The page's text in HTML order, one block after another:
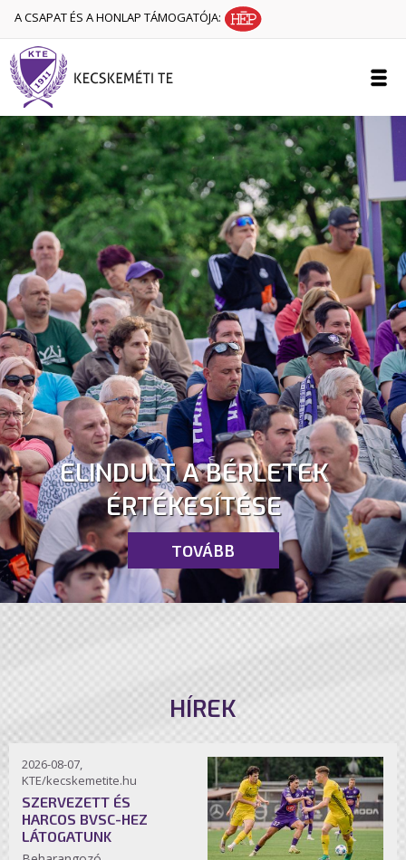
A CSAPAT ÉS A HONLAP TÁMOGATÓJA:
ELINDULT A BÉRLETEK
ÉRTÉKESÍTÉSE
TOVÁBB
HÍREK
2026-08-07,
KTE/kecskemetite.hu
SZERVEZETT ÉS
HARCOS BVSC-HEZ
LÁTOGATUNK